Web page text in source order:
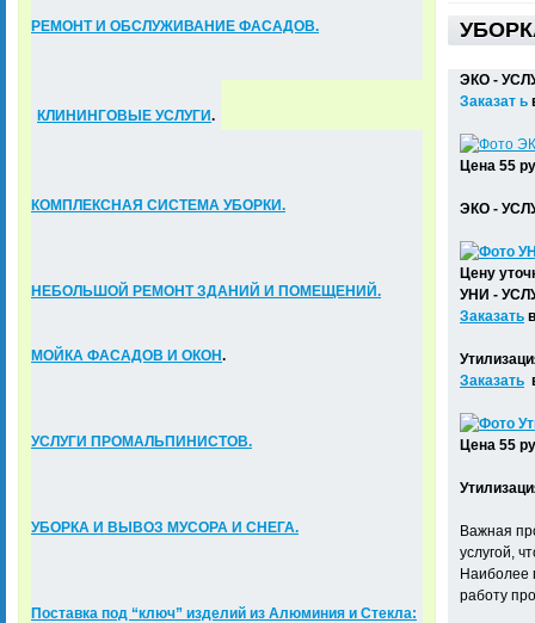
ЭКО -
Заказат ь
Цена 55
ЭКО -
Цену
УНИ -
Заказать
Заказать
Цена 55
Важная
услугой,
Наиболее
работу
РЕМОНТ И ОБСЛУЖИВАНИЕ ФАСАДОВ.
КЛИНИНГОВЫЕ УСЛУГИ.
КОМПЛЕКСНАЯ СИСТЕМА УБОРКИ.
НЕБОЛЬШОЙ РЕМОНТ ЗДАНИЙ И ПОМЕЩЕНИЙ.
МОЙКА ФАСАДОВ И ОКОН.
УСЛУГИ ПРОМАЛЬПИНИСТОВ.
УБОРКА И ВЫВОЗ МУСОРА И СНЕГА.
Поставка под “ключ” изделий из Алюминия и Стекла: